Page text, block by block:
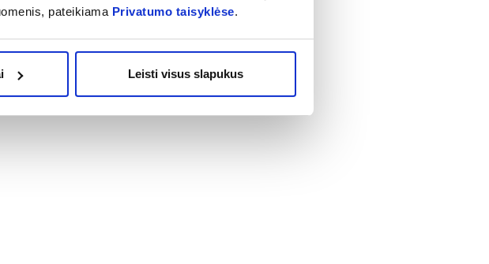
pateikiama Privatumo taisyklėse.
Leisti visus slapukus